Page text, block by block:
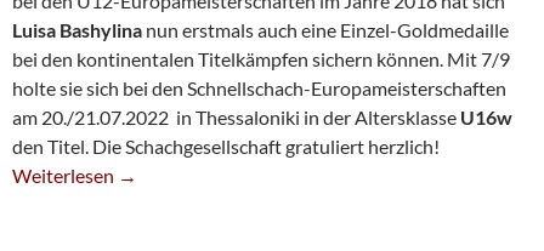
Luisa Bashylina nun erstmals auch eine Einzel-Goldmedaille
bei den kontinentalen Titelkämpfen sichern können. Mit 7/9
holte sie sich bei den Schnellschach-Europameisterschaften
am 20./21.07.2022 in Thessaloniki in der Altersklasse U16w
den Titel. Die Schachgesellschaft gratuliert herzlich!
Luisa Bashylina Ist U16w-Schnellschach-Europameisterin
Weiterlesen →